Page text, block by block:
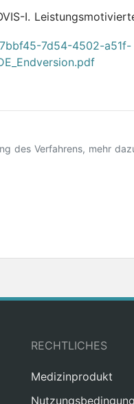
I.
7d54-4502-a51f-
des Verfahrens, mehr
RECHTLICHES
Medizinprodukt